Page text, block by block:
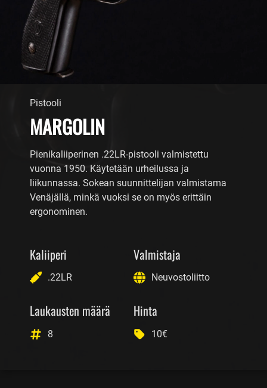
Pistooli
MARGOLIN
Pienikaliiperinen .22LR-pistooli valmistettu
vuonna 1950. Käytetään urheilussa ja
liikunnassa. Sokean suunnittelijan valmistama
Venäjällä, minkä vuoksi se on myös erittäin
ergonominen.
Kaliiperi
.22LR
Valmistaja
Neuvostoliitto
Laukausten määrä
8
Hinta
10€